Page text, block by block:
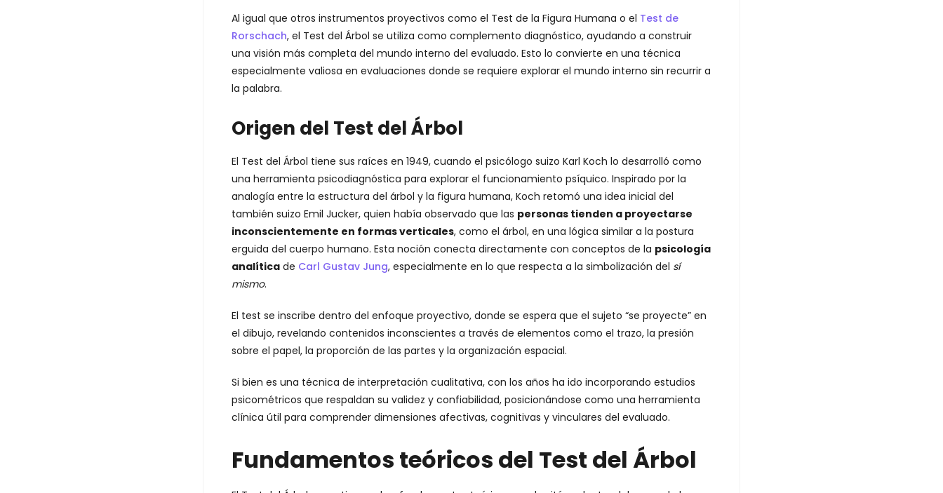
Al igual que otros instrumentos proyectivos como el Test de la Figura Humana o el Test de
Rorschach, el Test del Árbol se utiliza como complemento diagnóstico, ayudando a construir
una visión más completa del mundo interno del evaluado. Esto lo convierte en una técnica
especialmente valiosa en evaluaciones donde se requiere explorar el mundo interno sin recurrir a
la palabra.
Origen del Test del Árbol
El Test del Árbol tiene sus raíces en 1949, cuando el psicólogo suizo Karl Koch lo desarrolló como
una herramienta psicodiagnóstica para explorar el funcionamiento psíquico. Inspirado por la
analogía entre la estructura del árbol y la figura humana, Koch retomó una idea inicial del
también suizo Emil Jucker, quien había observado que las personas tienden a proyectarse
inconscientemente en formas verticales, como el árbol, en una lógica similar a la postura
erguida del cuerpo humano. Esta noción conecta directamente con conceptos de la psicología
analítica de Carl Gustav Jung, especialmente en lo que respecta a la simbolización del sí
mismo.
El test se inscribe dentro del enfoque proyectivo, donde se espera que el sujeto “se proyecte” en
el dibujo, revelando contenidos inconscientes a través de elementos como el trazo, la presión
sobre el papel, la proporción de las partes y la organización espacial.
Si bien es una técnica de interpretación cualitativa, con los años ha ido incorporando estudios
psicométricos que respaldan su validez y confiabilidad, posicionándose como una herramienta
clínica útil para comprender dimensiones afectivas, cognitivas y vinculares del evaluado.
Fundamentos teóricos del Test del Árbol